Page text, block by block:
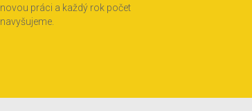
novou práci a každý rok počet
navyšujeme.